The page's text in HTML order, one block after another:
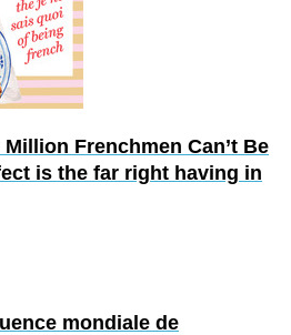
Frenchmen Can’t Be
is the far right having in
mondiale de